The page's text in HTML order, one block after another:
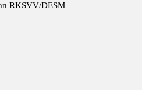
RKSVV/DESM